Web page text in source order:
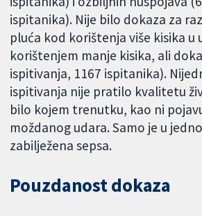
ispitanika). Nije bilo dokaza za
pluća kod korištenja više kisika u
korištenjem manje kisika, ali
ispitivanja, 1167 ispitanika).
ispitivanja nije pratilo kvalitetu
bilo kojem trenutku, kao ni
moždanog udara. Samo je u
zabilježena sepsa.
Pouzdanost dokaza